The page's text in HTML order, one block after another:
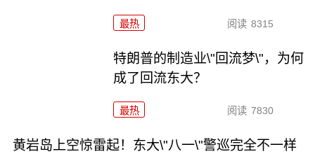
最热 阅读 8315
特朗普的制造业\"回流梦\"，为何
成了回流东大？
最热 阅读 7830
黄岩岛上空惊雷起！东大\"八一\"警巡完全不一样